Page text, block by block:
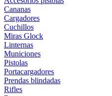
Cananas
Cargadores
Cuchillos
Miras Glock
Linternas
Municiones
Pistolas
Portacargadores
Prendas blindadas
Rifles